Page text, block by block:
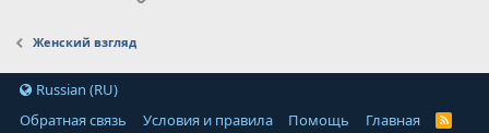
Женский взгляд
Russian (RU)
Обратная связь
Условия и правила Помощь Главная